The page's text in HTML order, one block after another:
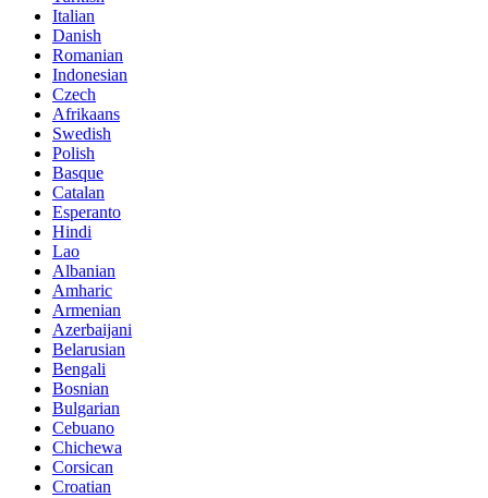
Italian
Danish
Romanian
Indonesian
Czech
Afrikaans
Swedish
Polish
Basque
Catalan
Esperanto
Hindi
Lao
Albanian
Amharic
Armenian
Azerbaijani
Belarusian
Bengali
Bosnian
Bulgarian
Cebuano
Chichewa
Corsican
Croatian